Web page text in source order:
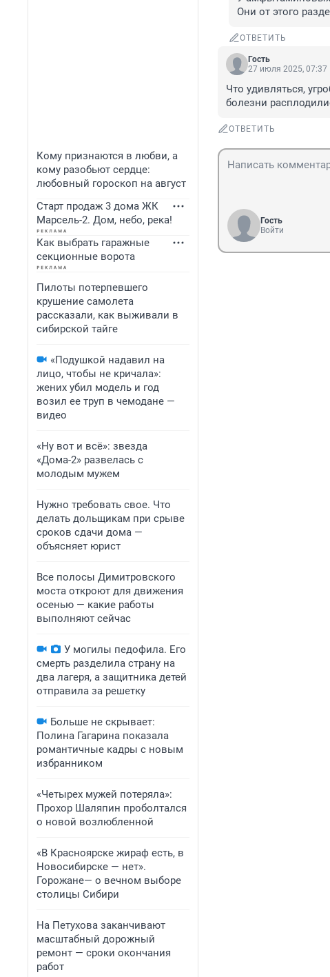
Кому признаются в любви, а
кому разобьют сердце:
любовный гороскоп на август
Старт продаж 3 дома ЖК
Марсель-2. Дом, небо, река!
Как выбрать гаражные
секционные ворота
Пилоты потерпевшего
крушение самолета
рассказали, как выживали в
сибирской тайге
«Подушкой надавил на
лицо, чтобы не кричала»:
жених убил модель и год
возил ее труп в чемодане —
видео
«Ну вот и всё»: звезда
«Дома-2» развелась с
молодым мужем
Нужно требовать свое. Что
делать дольщикам при срыве
сроков сдачи дома —
объясняет юрист
Все полосы Димитровского
моста откроют для движения
осенью — какие работы
выполняют сейчас
У могилы педофила. Его
смерть разделила страну на
два лагеря, а защитника детей
отправила за решетку
Больше не скрывает:
Полина Гагарина показала
романтичные кадры с новым
избранником
«Четырех мужей потеряла»:
Прохор Шаляпин проболтался
о новой возлюбленной
«В Красноярске жираф есть, в
Новосибирске — нет».
Горожане— о вечном выборе
столицы Сибири
На Петухова заканчивают
масштабный дорожный
ремонт — сроки окончания
работ
Они от этого
ОТВЕТИТЬ
Гость
27 июля 2025, 07:37
Что удивляться,
болезни
ОТВЕТИТЬ
Гость
Войти